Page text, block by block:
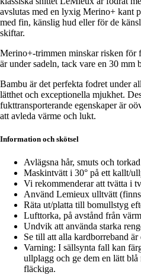
avslutas med en lyxig Merino+ kant
med fin, känslig hud eller för de
skiftar.
Merino+-trimmen minskar risken för
är under sadeln, tack vare en 30
Bambu är det perfekta fodret under
lätthet och exceptionella mjukhet.
fukttransporterande egenskaper är
att avleda värme och lukt.
Information och skötsel
Avlägsna hår, smuts och
Maskintvätt i 30° på ett kallt/
Vi rekommenderar att tvätta i
Använd Lemieux ulltvätt
Räta ut/platta till bomullstyg
Lufttorka, på avstånd från
Undvik att använda starka
Se till att alla kardborreband
Varning: I sällsynta fall kan
ullplagg och ge dem en lätt
fläckiga.